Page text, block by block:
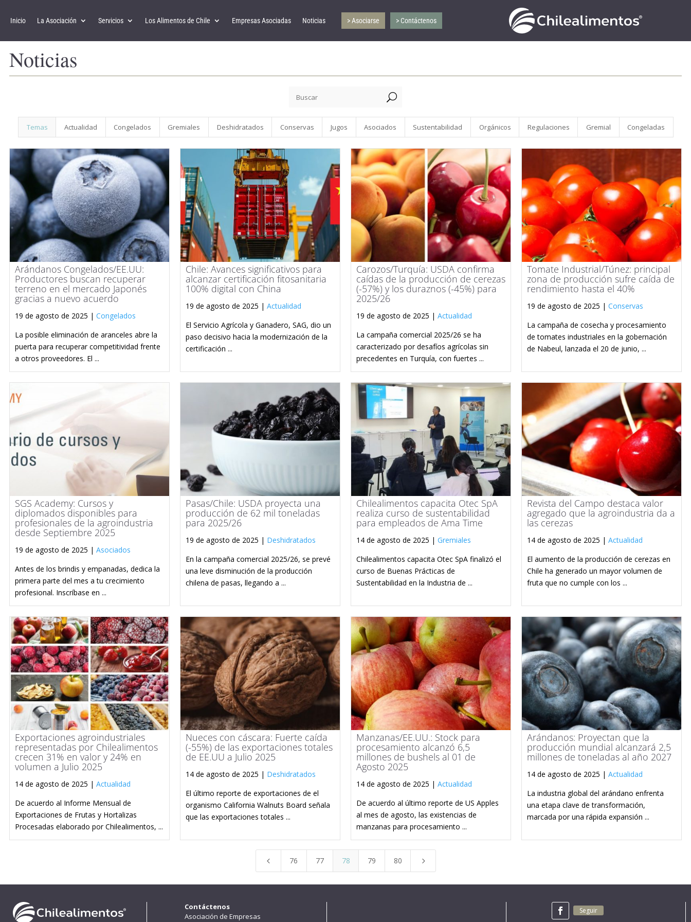
Inicio La Asociación Servicios Los Alimentos de Chile Empresas Asociadas Noticias > Asociarse > Contáctenos
Noticias
U
Temas Actualidad Congelados Gremiales Deshidratados Conservas Jugos Asociados Sustentabilidad Orgánicos Regulaciones Gremial Congeladas
Arándanos Congelados/EE.UU:
Productores buscan recuperar
terreno en el mercado Japonés
gracias a nuevo acuerdo
19 de agosto de 2025 | Congelados
La posible eliminación de aranceles abre la
puerta para recuperar competitividad frente
a otros proveedores. El ...
Chile: Avances significativos para
alcanzar certificación fitosanitaria
100% digital con China
19 de agosto de 2025 | Actualidad
El Servicio Agrícola y Ganadero, SAG, dio un
paso decisivo hacia la modernización de la
certificación ...
Carozos/Turquía: USDA confirma
caídas de la producción de cerezas
(-57%) y los duraznos (-45%) para
2025/26
19 de agosto de 2025 | Actualidad
La campaña comercial 2025/26 se ha
caracterizado por desafíos agrícolas sin
precedentes en Turquía, con fuertes ...
Tomate Industrial/Túnez: principal
zona de producción sufre caída de
rendimiento hasta el 40%
19 de agosto de 2025 | Conservas
La campaña de cosecha y procesamiento
de tomates industriales en la gobernación
de Nabeul, lanzada el 20 de junio, ...
SGS Academy: Cursos y
diplomados disponibles para
profesionales de la agroindustria
desde Septiembre 2025
19 de agosto de 2025 | Asociados
Antes de los brindis y empanadas, dedica la
primera parte del mes a tu crecimiento
profesional. Inscríbase en ...
Pasas/Chile: USDA proyecta una
producción de 62 mil toneladas
para 2025/26
19 de agosto de 2025 | Deshidratados
En la campaña comercial 2025/26, se prevé
una leve disminución de la producción
chilena de pasas, llegando a ...
Chilealimentos capacita Otec SpA
realiza curso de sustentabilidad
para empleados de Ama Time
14 de agosto de 2025 | Gremiales
Chilealimentos capacita Otec SpA finalizó el
curso de Buenas Prácticas de
Sustentabilidad en la Industria de ...
Revista del Campo destaca valor
agregado que la agroindustria da a
las cerezas
14 de agosto de 2025 | Actualidad
El aumento de la producción de cerezas en
Chile ha generado un mayor volumen de
fruta que no cumple con los ...
Exportaciones agroindustriales
representadas por Chilealimentos
crecen 31% en valor y 24% en
volumen a Julio 2025
14 de agosto de 2025 | Actualidad
De acuerdo al Informe Mensual de
Exportaciones de Frutas y Hortalizas
Procesadas elaborado por Chilealimentos, ...
Nueces con cáscara: Fuerte caída
(-55%) de las exportaciones totales
de EE.UU a Julio 2025
14 de agosto de 2025 | Deshidratados
El último reporte de exportaciones de el
organismo California Walnuts Board señala
que las exportaciones totales ...
Manzanas/EE.UU.: Stock para
procesamiento alcanzó 6,5
millones de bushels al 01 de
Agosto 2025
14 de agosto de 2025 | Actualidad
De acuerdo al último reporte de US Apples
al mes de agosto, las existencias de
manzanas para procesamiento ...
Arándanos: Proyectan que la
producción mundial alcanzará 2,5
millones de toneladas al año 2027
14 de agosto de 2025 | Actualidad
La industria global del arándano enfrenta
una etapa clave de transformación,
marcada por una rápida expansión ...
4 76 77 78 79 80 5
Contáctenos
Asociación de Empresas
Seguir